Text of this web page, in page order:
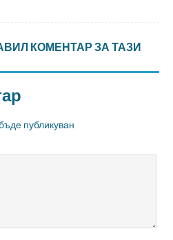
КОМЕНТАР ЗА ТАЗИ
публикуван